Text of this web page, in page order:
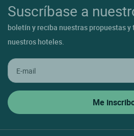
Suscríbase a
boletín y reciba nuestras propuestas
nuestros hoteles.